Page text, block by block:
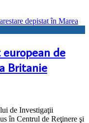
de
Britanie
de Investigaţii
în Centrul de Reţinere şi